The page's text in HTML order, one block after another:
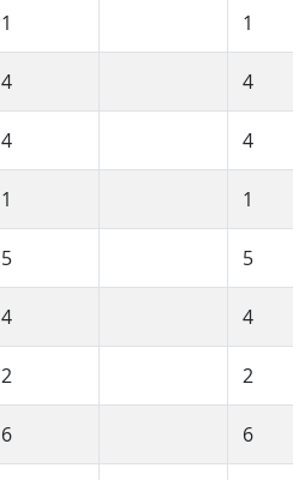
1 1
4 4
4 4
1 1
5 5
4 4
2 2
6 6